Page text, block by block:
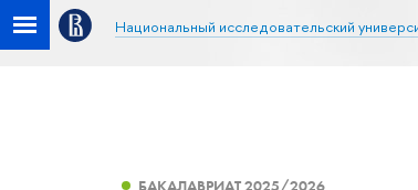
Национальный исследовательский
БАКАЛАВРИАТ 2025/2026